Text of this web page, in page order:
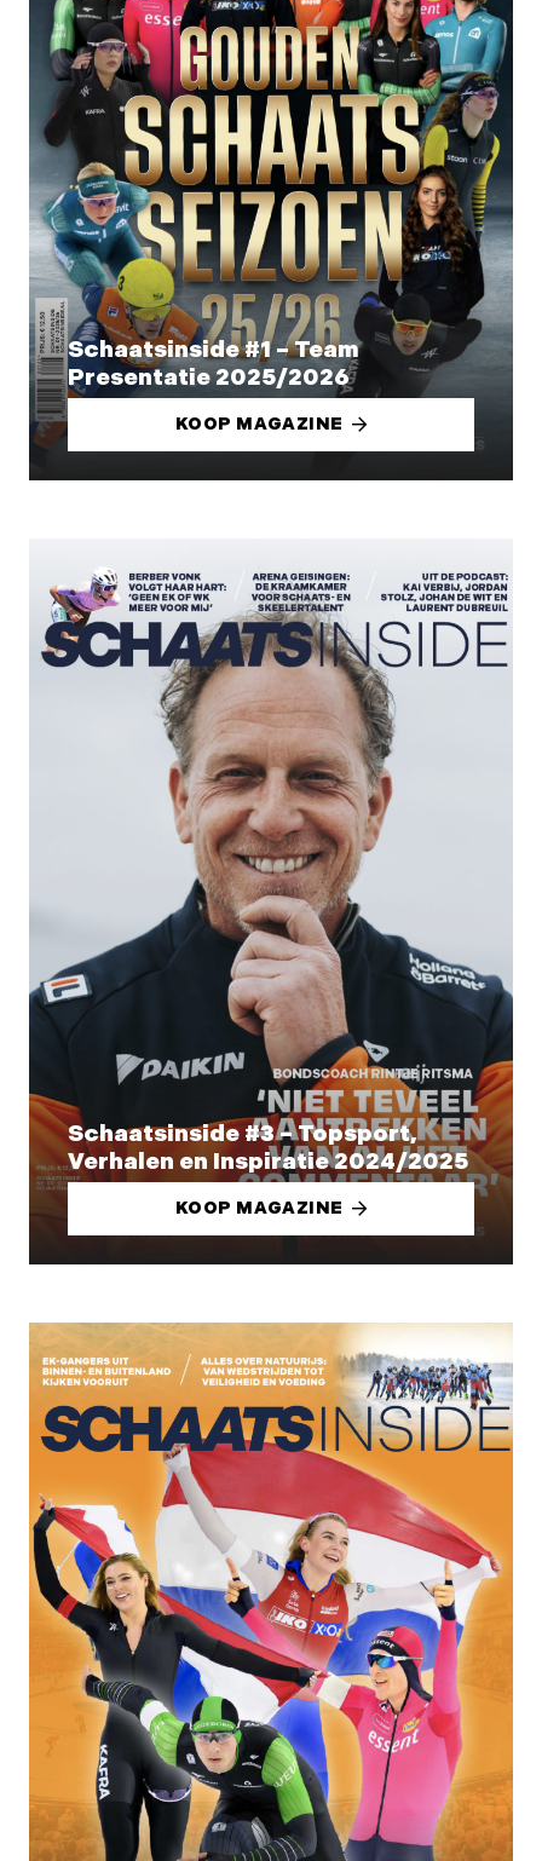
Schaatsinside #1 – Team
Presentatie 2025/2026
KOOP MAGAZINE
Schaatsinside #3 – Topsport,
Verhalen en Inspiratie 2024/2025
KOOP MAGAZINE